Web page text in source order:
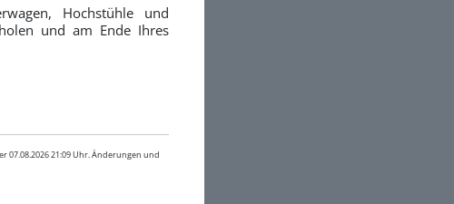
Hochstühle und
und am Ende Ihres
07.08.2026 21:09 Uhr. Änderungen und